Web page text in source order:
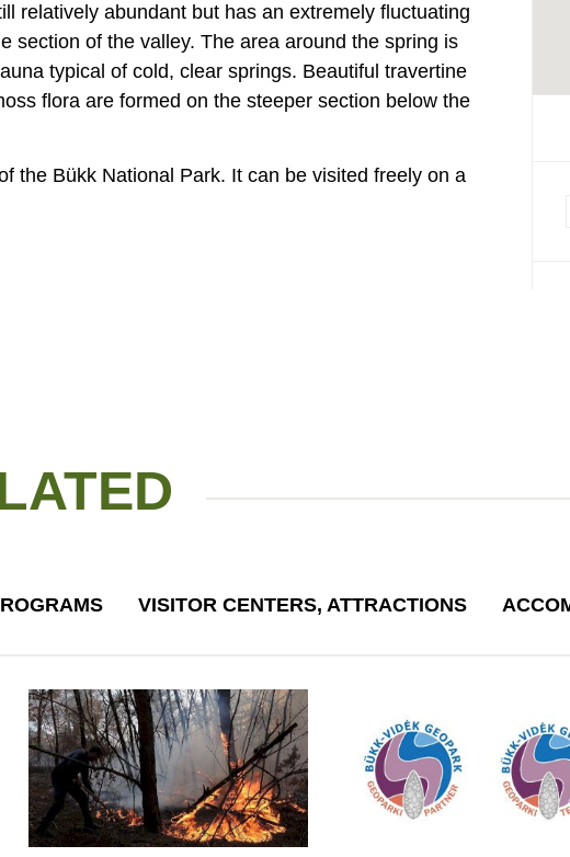
relatively abundant but has an extremely fluctuating
section of the valley. The area around the spring is
typical of cold, clear springs. Beautiful travertine
flora are formed on the steeper section below the
the Bükk National Park. It can be visited freely on a
VISITOR CENTERS, ATTRACTIONS